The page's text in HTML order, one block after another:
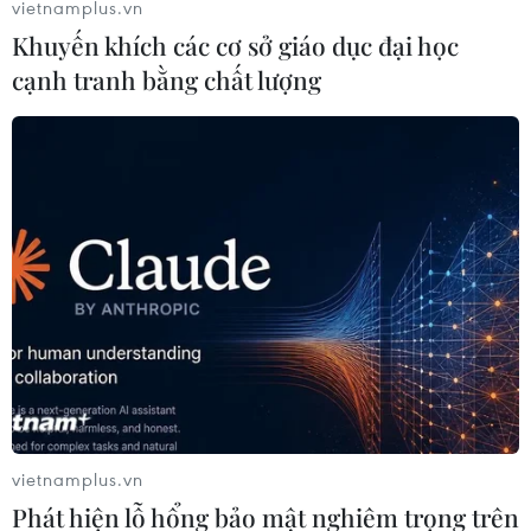
nhà, cụm nhà chung cư và buộc 12/18 chủ đầu tư phải
gửi vào tài khoản kinh phí bảo trì.
Sẽ thanh tra diện rộng về phí bảo trì
vietnamplus.vn
Khuyến khích các cơ sở giáo dục đại học
cạnh tranh bằng chất lượng
vietnamplus.vn
Phát hiện lỗ hổng bảo mật nghiêm trọng trên